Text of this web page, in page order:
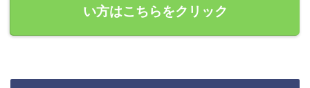
い方はこちらをクリック